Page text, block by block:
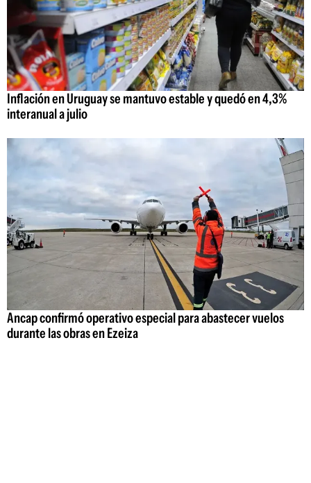
Inflación en Uruguay se mantuvo estable y quedó en 4,3%
interanual a julio
Ancap confirmó operativo especial para abastecer vuelos
durante las obras en Ezeiza